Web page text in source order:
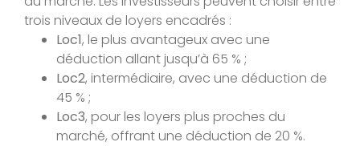
trois niveaux de loyers encadrés :
Loc1, le plus avantageux avec une
déduction allant jusqu’à 65 % ;
Loc2, intermédiaire, avec une déduction de
45 % ;
Loc3, pour les loyers plus proches du
marché, offrant une déduction de 20 %.